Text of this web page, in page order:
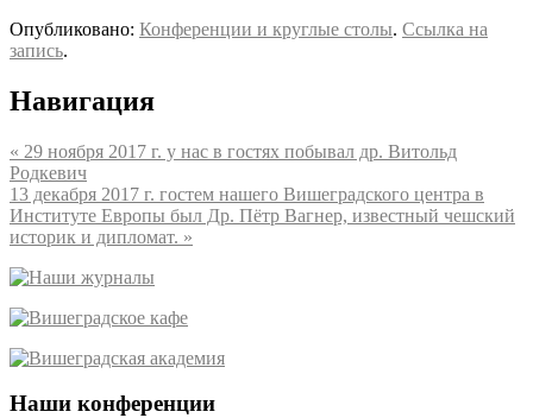
Опубликовано: Конференции и круглые столы. Ссылка на
запись.
Навигация
« 29 ноября 2017 г. у нас в гостях побывал др. Витольд
Родкевич
13 декабря 2017 г. гостем нашего Вишеградского центра в
Институте Европы был Др. Пётр Вагнер, известный чешский
историк и дипломат. »
Наши конференции